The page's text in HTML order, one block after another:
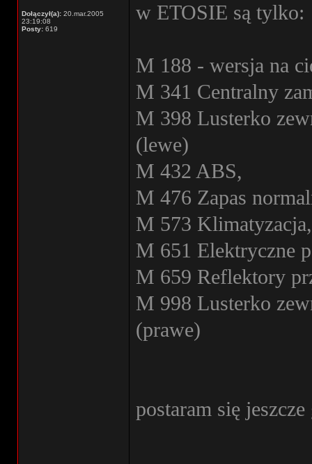
Dołączył(a): 20.mar.2005
23:19:08
Posty: 619
w ETOSIE są tylko:
M 188 - wersja na
M 341 Centralny
M 398 Lusterko
(lewe)
M 432 ABS,
M 476 Zapas
M 573 Klimatyzacja,
M 651 Elektryczne
M 659 Reflektory
M 998 Lusterko
(prawe)
postaram się